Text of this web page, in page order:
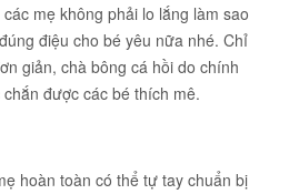
mẹ không phải lo lắng làm sao
điệu cho bé yêu nữa nhé. Chỉ
giản, chà bông cá hồi do chính
được các bé thích mê.
hoàn toàn có thể tự tay chuẩn bị